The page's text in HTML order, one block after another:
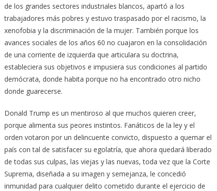
de los grandes sectores industriales blancos, apartó a los
trabajadores más pobres y estuvo traspasado por el racismo, la
xenofobia y la discriminación de la mujer. También porque los
avances sociales de los años 60 no cuajaron en la consolidación
de una corriente de izquierda que articulara su doctrina,
estableciera sus objetivos e impusiera sus condiciones al partido
demócrata, donde habita porque no ha encontrado otro nicho
donde guarecerse.
Donald Trump es un mentiroso al que muchos quieren creer,
porque alimenta sus peores instintos. Fanáticos de la ley y el
orden votaron por un delincuente convicto, dispuesto a quemar el
país con tal de satisfacer su egolatría, que ahora quedará liberado
de todas sus culpas, las viejas y las nuevas, toda vez que la Corte
Suprema, diseñada a su imagen y semejanza, le concedió
inmunidad para cualquier delito cometido durante el ejercicio de